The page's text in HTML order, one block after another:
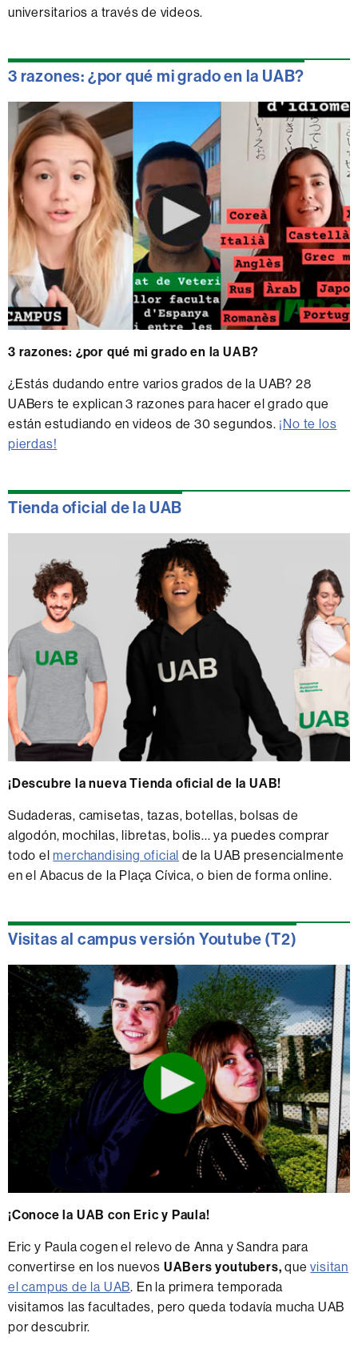
universitarios a través de videos.
3 razones: ¿por qué mi grado en la UAB?
3 razones: ¿por qué mi grado en la UAB?
¿Estás dudando entre varios grados de la UAB? 28
UABers te explican 3 razones para hacer el grado que
están estudiando en videos de 30 segundos. ¡No te los
pierdas!
Tienda oficial de la UAB
¡Descubre la nueva Tienda oficial de la UAB!
Sudaderas, camisetas, tazas, botellas, bolsas de
algodón, mochilas, libretas, bolis... ya puedes comprar
todo elmerchandising oficial de la UAB presencialmente
en el Abacus de la Plaça Cívica, o bien de forma online.
Visitas al campus versión Youtube (T2)
¡Conoce la UAB con Eric y Paula!
Eric y Paula cogen el relevo de Anna y Sandra para
convertirse en los nuevos UABers youtubers, quevisitan
el campus de la UAB. En la primera temporada
visitamos las facultades, pero queda todavía mucha UAB
por descubrir.